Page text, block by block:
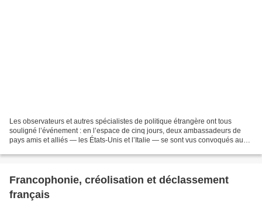
Les observateurs et autres spécialistes de politique étrangère ont tous
souligné l’événement : en l’espace de cinq jours, deux ambassadeurs de
pays amis et alliés — les États-Unis et l’Italie — se sont vus convoqués au
Francophonie, créolisation et déclassement
français